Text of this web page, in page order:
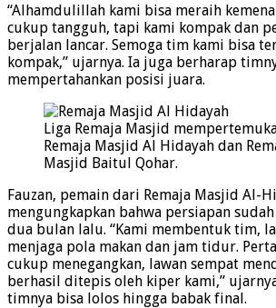
“Alhamdulillah kami bisa meraih
cukup tangguh, tapi kami kompak dan
berjalan lancar. Semoga tim kami bisa
kompak,” ujarnya. Ia juga berharap
mempertahankan posisi juara.
Liga Remaja Masjid
Remaja Masjid Al Hidayah dan
Masjid Baitul Qohar.
Fauzan, pemain dari Remaja Masjid Al-
mengungkapkan bahwa persiapan
dua bulan lalu. “Kami membentuk tim,
menjaga pola makan dan jam tidur.
cukup menegangkan, lawan sempat
berhasil ditepis oleh kiper kami,”
timnya bisa lolos hingga babak final.